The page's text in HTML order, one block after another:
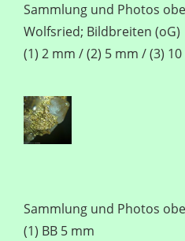
Sammlung und Photos
Wolfsried; Bildbreiten (oG)
(1) 2 mm / (2) 5 mm / (3)
Sammlung und Photos
(1) BB 5 mm